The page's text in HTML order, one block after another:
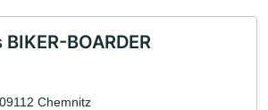
BOARDER
Chemnitz